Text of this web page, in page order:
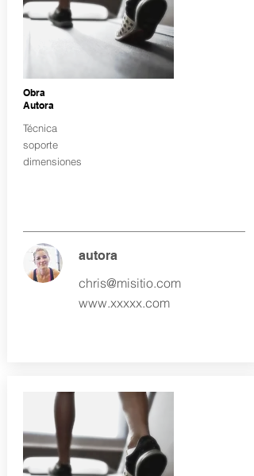
Obra
Autora
Técnica
soporte
dimensiones
autora
chris@misitio.com
www.xxxxx.com